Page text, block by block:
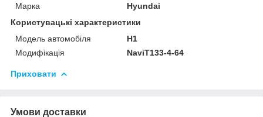
Марка
Hyundai
Користувацькi характеристики
Модель автомобіля
H1
Модифікація
NaviT133-4-64
Приховати
Умови доставки